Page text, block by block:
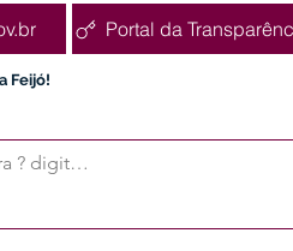
Portal da
Feijó!